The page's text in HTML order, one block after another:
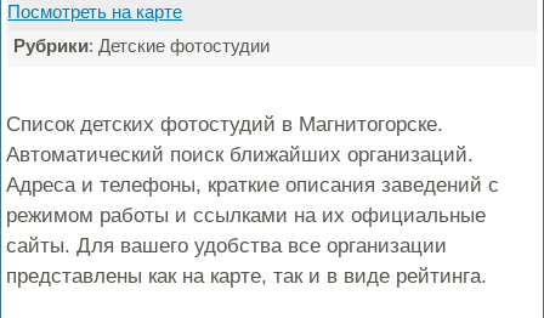
Посмотреть на карте
Рубрики: Детские фотостудии
Список детских фотостудий в Магнитогорске.
Автоматический поиск ближайших организаций.
Адреса и телефоны, краткие описания заведений с
режимом работы и ссылками на их официальные
сайты. Для вашего удобства все организации
представлены как на карте, так и в виде рейтинга.